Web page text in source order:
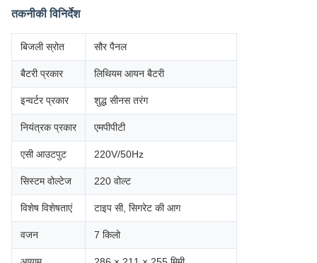
तकनीकी विनिर्देश
बिजली स्रोत सौर पैनल
बैटरी प्रकार लिथियम आयन बैटरी
इन्वर्टर प्रकार शुद्ध सीनस तरंग
नियंत्रक प्रकार एमपीपीटी
एसी आउटपुट 220V/50Hz
सिस्टम वोल्टेज 220 वोल्ट
विशेष विशेषताएं टाइप सी, सिगरेट की आग
वजन 7 किलो